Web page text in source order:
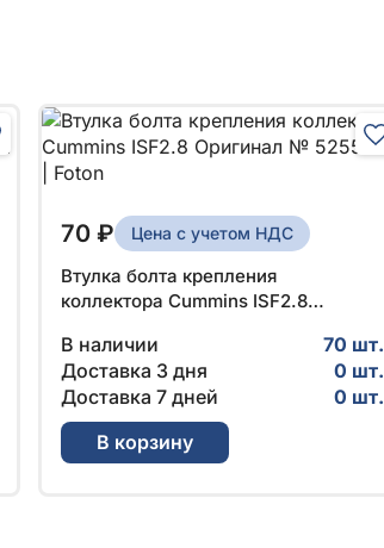
70 ₽ Цена с учетом НДС
Втулка болта крепления
коллектора Cummins ISF2.8
В наличии
70 шт.
Доставка 3 дня
0 шт.
Доставка 7 дней
0 шт.
В корзину